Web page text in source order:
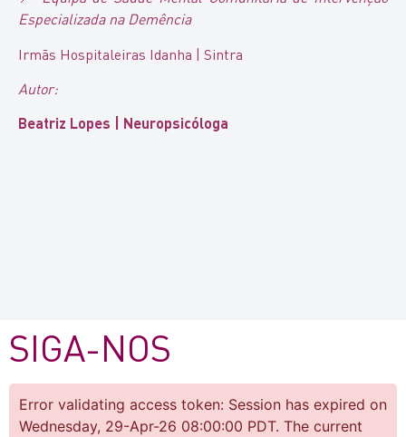
Especializada na Demência
Irmãs Hospitaleiras Idanha | Sintra
Autor:
Beatriz Lopes | Neuropsicóloga
SIGA-NOS
Error validating access token: Session has expired on
Wednesday, 29-Apr-26 08:00:00 PDT. The current